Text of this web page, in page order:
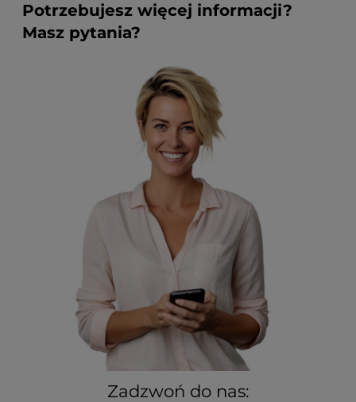
Potrzebujesz więcej informacji?
Masz pytania?
Zadzwoń do nas: